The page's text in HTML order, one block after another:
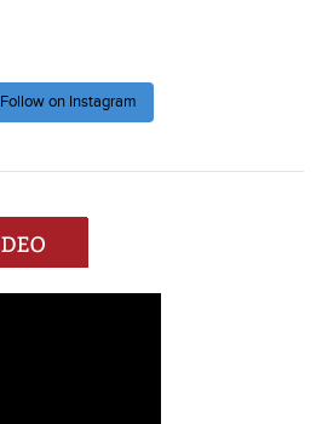
Follow on Instagram